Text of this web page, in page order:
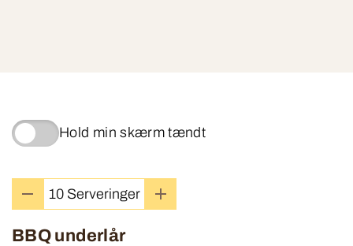
Hold min skærm tændt
BBQ underlår